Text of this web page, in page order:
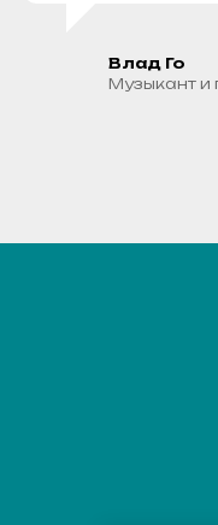
Влад Го
Музыкант и